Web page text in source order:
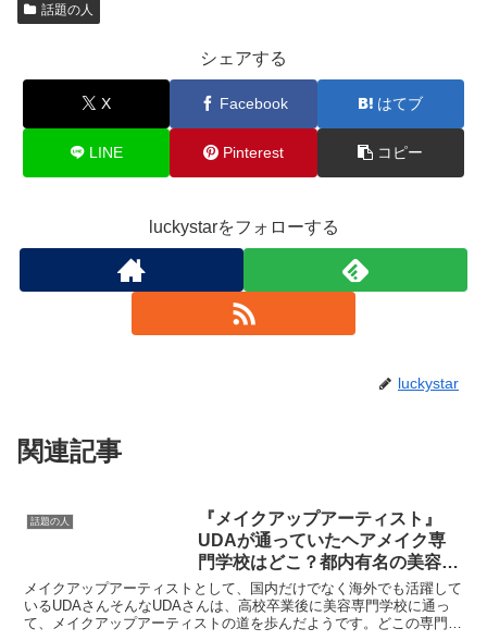
話題の人
シェアする
X Facebook はてブ
LINE Pinterest コピー
luckystarをフォローする
luckystar
関連記事
話題の人
『メイクアップアーティスト』
UDAが通っていたヘアメイク専
門学校はどこ？都内有名の美容専
門学校に通っていた！？
メイクアップアーティストとして、国内だけでなく海外でも活躍して
いるUDAさんそんなUDAさんは、高校卒業後に美容専門学校に通っ
て、メイクアップアーティストの道を歩んだようです。どこの専門学